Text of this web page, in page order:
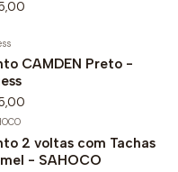
CAMDEN Preto -
2 voltas com Tachas
- SAHOCO